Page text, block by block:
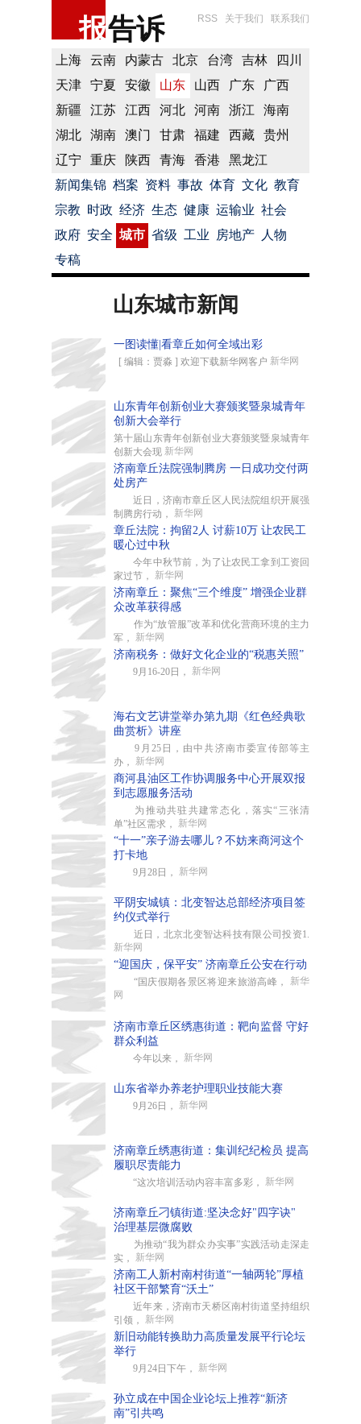
报告诉 RSS 关于我们 联系我们
上海 云南 内蒙古 北京 台湾 吉林
四川
天津
宁夏 安徽 山东 山西 广东
广西
新疆
江苏 江西 河北 河南 浙江
海南
湖北
湖南 澳门 甘肃 福建 西藏
贵州
辽宁
重庆 陕西 青海 香港
黑龙江
新闻集锦 档案 资料 事故 体育 文化 教育
宗教 时政 经济 生态 健康 运输业 社会
政府 安全 城市 省级 工业 房地产
人物
专稿
山东城市新闻
一图读懂|看章丘如何全域出彩
[ 编辑：贾淼 ] 欢迎下载新华网客户 新华网
山东青年创新创业大赛颁奖暨泉城青年
创新大会举行
第十届山东青年创新创业大赛颁奖暨泉城青年
创新大会现 新华网
济南章丘法院强制腾房 一日成功交付两
处房产
近日，济南市章丘区人民法院组织开展强
制腾房行动， 新华网
章丘法院：拘留2人 讨薪10万 让农民工
暖心过中秋
今年中秋节前，为了让农民工拿到工资回
家过节， 新华网
济南章丘：聚焦“三个维度” 增强企业群
众改革获得感
作为“放管服”改革和优化营商环境的主力
军， 新华网
济南税务：做好文化企业的“税惠关照”
9月16-20日， 新华网
海右文艺讲堂举办第九期《红色经典歌
曲赏析》讲座
9月25日，由中共济南市委宣传部等主
办， 新华网
商河县油区工作协调服务中心开展双报
到志愿服务活动
为推动共驻共建常态化，落实“三张清
单”社区需求， 新华网
“十一”亲子游去哪儿？不妨来商河这个
打卡地
9月28日， 新华网
平阴安城镇：北变智达总部经济项目签
约仪式举行
近日，北京北变智达科技有限公司投资1.
新华网
“迎国庆，保平安” 济南章丘公安在行动
“国庆假期各景区将迎来旅游高峰， 新华
网
济南市章丘区绣惠街道：靶向监督 守好
群众利益
今年以来， 新华网
山东省举办养老护理职业技能大赛
9月26日， 新华网
济南章丘绣惠街道：集训纪纪检员 提高
履职尽责能力
“这次培训活动内容丰富多彩， 新华网
济南章丘刁镇街道:坚决念好"四字诀"
治理基层微腐败
为推动“我为群众办实事”实践活动走深走
实， 新华网
济南工人新村南村街道“一轴两轮”厚植
社区干部繁育“沃土”
近年来，济南市天桥区南村街道坚持组织
引领， 新华网
新旧动能转换助力高质量发展平行论坛
举行
9月24日下午， 新华网
孙立成在中国企业论坛上推荐“新济
南”引共鸣